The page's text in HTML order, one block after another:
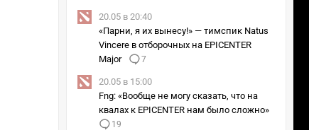
20.05 в 20:40
«Парни, я их вынесу!» — тимспик Natus
Vincere в отборочных на EPICENTER
Major
7
20.05 в 15:00
Fng: «Вообще не могу сказать, что на
квалах к EPICENTER нам было сложно»
19